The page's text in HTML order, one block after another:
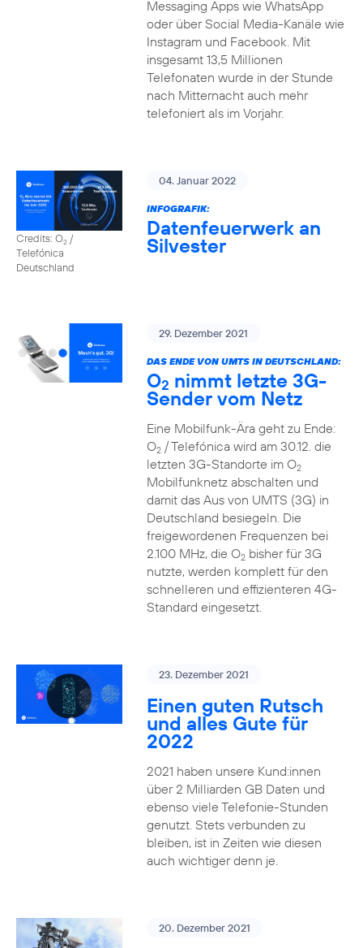
Messaging Apps wie WhatsApp
oder über Social Media-Kanäle wie
Instagram und Facebook. Mit
insgesamt 13,5 Millionen
Telefonaten wurde in der Stunde
nach Mitternacht auch mehr
telefoniert als im Vorjahr.
Credits: O2 /
Telefónica
Deutschland
04. Januar 2022
INFOGRAFIK:
Datenfeuerwerk an
Silvester
29. Dezember 2021
DAS ENDE VON UMTS IN DEUTSCHLAND:
O2 nimmt letzte 3G-
Sender vom Netz
Eine Mobilfunk-Ära geht zu Ende:
O2/ Telefónica wird am 30.12. die
letzten 3G-Standorte im O2
Mobilfunknetz abschalten und
damit das Aus von UMTS (3G) in
Deutschland besiegeln. Die
freigewordenen Frequenzen bei
2.100 MHz, die O2bisher für 3G
nutzte, werden komplett für den
schnelleren und effizienteren 4G-
Standard eingesetzt.
23. Dezember 2021
Einen guten Rutsch
und alles Gute für
2022
2021 haben unsere Kund:innen
über 2 Milliarden GB Daten und
ebenso viele Telefonie-Stunden
genutzt. Stets verbunden zu
bleiben, ist in Zeiten wie diesen
auch wichtiger denn je.
20. Dezember 2021